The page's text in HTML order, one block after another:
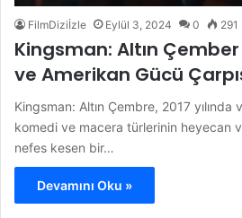
FilmDiziİzle Eylül 3, 2024 0 291
Kingsman: Altın Çember
ve Amerikan Gücü
Kingsman: Altın Çembre, 2017
komedi ve macera türlerinin heyecan
nefes kesen bir…
Devamını Oku »